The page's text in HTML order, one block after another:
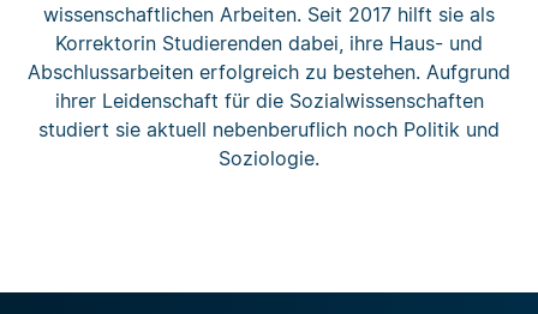
wissenschaftlichen Arbeiten. Seit 2017 hilft sie als
Korrektorin Studierenden dabei, ihre Haus- und
Abschlussarbeiten erfolgreich zu bestehen. Aufgrund
ihrer Leidenschaft für die Sozialwissenschaften
studiert sie aktuell nebenberuflich noch Politik und
Soziologie.